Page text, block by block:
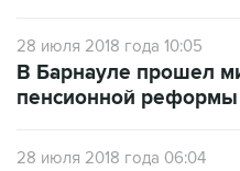
28 июля 2018 года 10:05
В Барнауле прошел
пенсионной реформы
28 июля 2018 года 06:04